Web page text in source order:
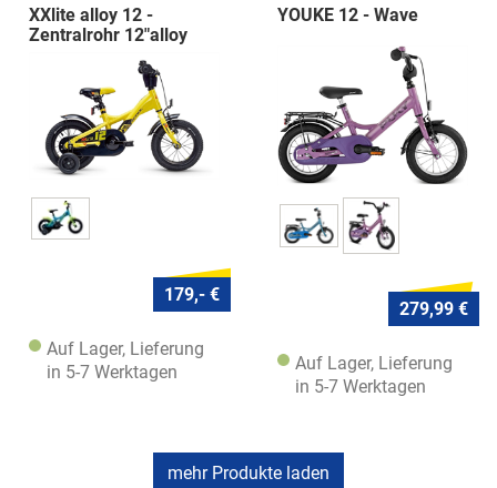
XXlite alloy 12 -
Zentralrohr 12"alloy
179,- €
Auf Lager, Lieferung
in 5-7 Werktagen
YOUKE 12 - Wave
279,99 €
Auf Lager, Lieferung
in 5-7 Werktagen
mehr Produkte laden